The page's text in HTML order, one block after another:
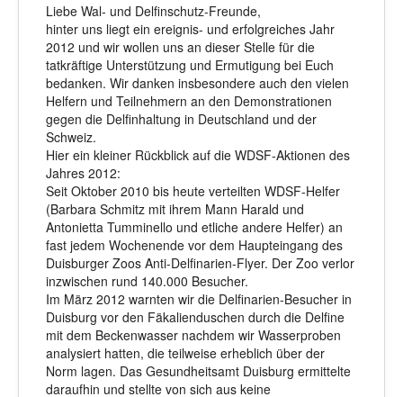
Liebe Wal- und Delfinschutz-Freunde,
hinter uns liegt ein ereignis- und erfolgreiches Jahr
2012 und wir wollen uns an dieser Stelle für die
tatkräftige Unterstützung und Ermutigung bei Euch
bedanken. Wir danken insbesondere auch den vielen
Helfern und Teilnehmern an den Demonstrationen
gegen die Delfinhaltung in Deutschland und der
Schweiz.
Hier ein kleiner Rückblick auf die WDSF-Aktionen des
Jahres 2012:
Seit Oktober 2010 bis heute verteilten WDSF-Helfer
(Barbara Schmitz mit ihrem Mann Harald und
Antonietta Tumminello und etliche andere Helfer) an
fast jedem Wochenende vor dem Haupteingang des
Duisburger Zoos Anti-Delfinarien-Flyer. Der Zoo verlor
inzwischen rund 140.000 Besucher.
Im März 2012 warnten wir die Delfinarien-Besucher in
Duisburg vor den Fäkalienduschen durch die Delfine
mit dem Beckenwasser nachdem wir Wasserproben
analysiert hatten, die teilweise erheblich über der
Norm lagen. Das Gesundheitsamt Duisburg ermittelte
daraufhin und stellte von sich aus keine